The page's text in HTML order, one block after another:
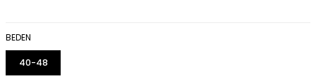
BEDEN
40-48